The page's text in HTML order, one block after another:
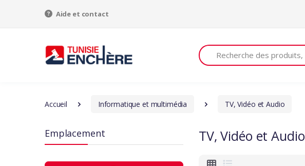
Aide et contact
Recherche
Accueil Informatique et multimédia TV, Vidéo et Audio
Emplacement TV, Vidéo et Audio